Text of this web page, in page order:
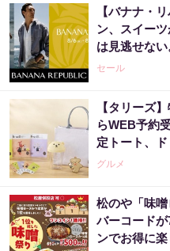
【バナナ・
ン、スイー
は見逃せない
セール
【タリーズ
らWEB予約
定トート、ド
グルメ
松のや「味
バーコード
ンでお得に楽